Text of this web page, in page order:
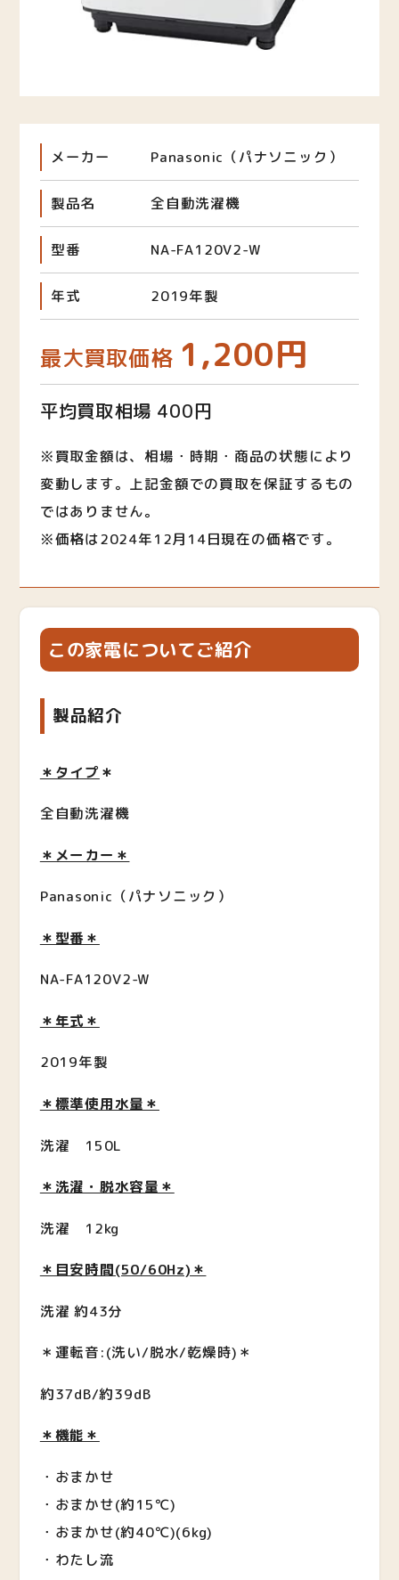
メーカー Panasonic（パナソニック）
製品名 全自動洗濯機
型番 NA-FA120V2-W
年式 2019年製
最大買取価格 1,200円
平均買取相場 400円
※買取金額は、相場・時期・商品の状態により
変動します。上記金額での買取を保証するもの
ではありません。
※価格は2024年12月14日現在の価格です。
この家電についてご紹介
製品紹介
＊タイプ ＊
全自動洗濯機
＊メーカー＊
Panasonic（パナソニック）
＊型番＊
NA-FA120V2-W
＊年式＊
2019年製
＊標準使用水量＊
洗濯 150L
＊洗濯・脱水容量＊
洗濯 12kg
＊目安時間(50/60Hz)＊
洗濯 約43分
＊運転音:(洗い/脱水/乾燥時)＊
約37dB/約39dB
＊機能＊
・おまかせ
・おまかせ(約15℃)
・おまかせ(約40℃)(6kg)
・わたし流